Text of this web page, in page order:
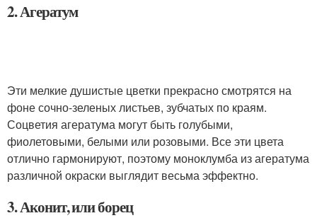
2. Агератум
Эти мелкие душистые цветки прекрасно смотрятся на
фоне сочно-зеленых листьев, зубчатых по краям.
Соцветия агератума могут быть голубыми,
фиолетовыми, белыми или розовыми. Все эти цвета
отлично гармонируют, поэтому моноклумба из агератума
различной окраски выглядит весьма эффектно.
3. Аконит, или борец